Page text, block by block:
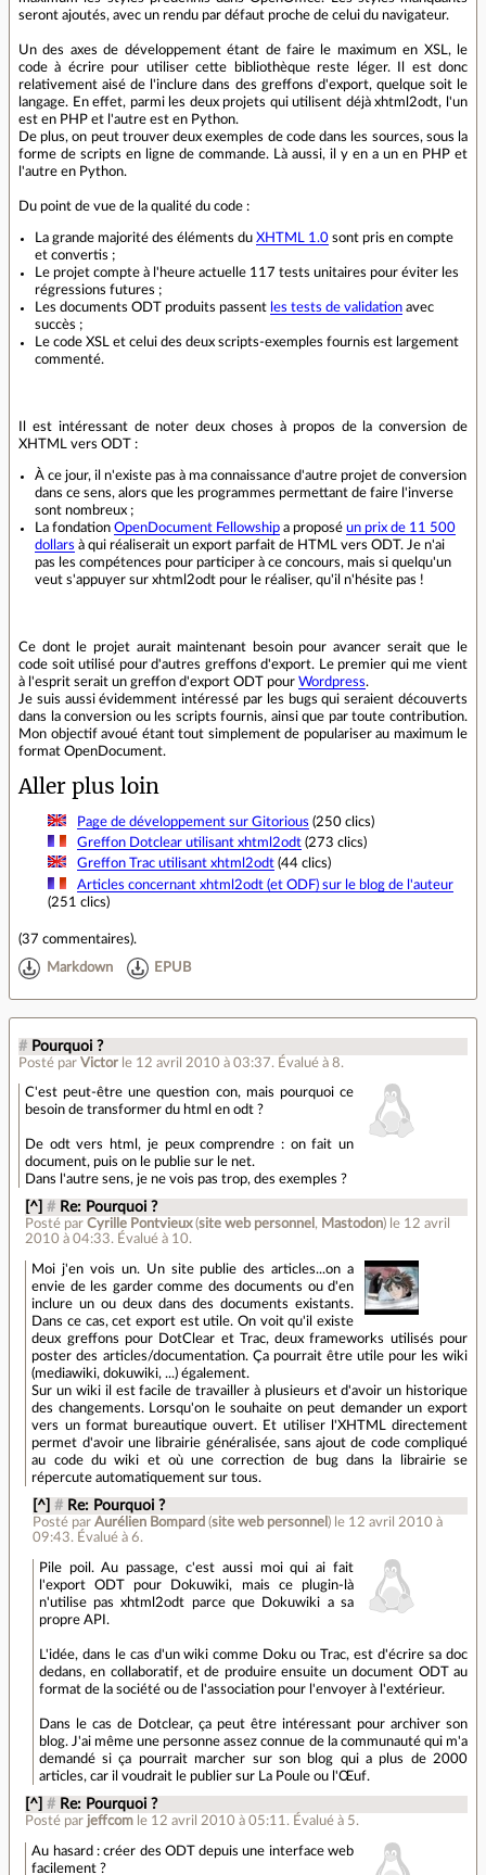
seront ajoutés, avec un rendu par défaut proche de celui du navigateur.
Un des axes de développement étant de faire le maximum en XSL, le
code à écrire pour utiliser cette bibliothèque reste léger. Il est donc
relativement aisé de l'inclure dans des greffons d'export, quelque soit le
langage. En effet, parmi les deux projets qui utilisent déjà xhtml2odt, l'un
est en PHP et l'autre est en Python.
De plus, on peut trouver deux exemples de code dans les sources, sous la
forme de scripts en ligne de commande. Là aussi, il y en a un en PHP et
l'autre en Python.
Du point de vue de la qualité du code :
La grande majorité des éléments du XHTML 1.0 sont pris en compte
et convertis ;
Le projet compte à l'heure actuelle 117 tests unitaires pour éviter les
régressions futures ;
Les documents ODT produits passent les tests de validation avec
succès ;
Le code XSL et celui des deux scripts-exemples fournis est largement
commenté.
Il est intéressant de noter deux choses à propos de la conversion de
XHTML vers ODT :
À ce jour, il n'existe pas à ma connaissance d'autre projet de conversion
dans ce sens, alors que les programmes permettant de faire l'inverse
sont nombreux ;
La fondation OpenDocument Fellowship a proposé un prix de 11 500
dollars à qui réaliserait un export parfait de HTML vers ODT. Je n'ai
pas les compétences pour participer à ce concours, mais si quelqu'un
veut s'appuyer sur xhtml2odt pour le réaliser, qu'il n'hésite pas !
Ce dont le projet aurait maintenant besoin pour avancer serait que le
code soit utilisé pour d'autres greffons d'export. Le premier qui me vient
à l'esprit serait un greffon d'export ODT pour Wordpress.
Je suis aussi évidemment intéressé par les bugs qui seraient découverts
dans la conversion ou les scripts fournis, ainsi que par toute contribution.
Mon objectif avoué étant tout simplement de populariser au maximum le
format OpenDocument.
Aller plus loin
Page de développement sur Gitorious (250 clics)
Greffon Dotclear utilisant xhtml2odt(273 clics)
Greffon Trac utilisant xhtml2odt(44 clics)
Articles concernant xhtml2odt (et ODF) sur le blog de l'auteur
(251 clics)
(37 commentaires).
Markdown EPUB
# Pourquoi ?
Posté par Victor le 12 avril 2010 à 03:37. Évalué à 8.
C'est peut-être une question con, mais pourquoi ce
besoin de transformer du html en odt ?
De odt vers html, je peux comprendre : on fait un
document, puis on le publie sur le net.
Dans l'autre sens, je ne vois pas trop, des exemples ?
[^] # Re: Pourquoi ?
Posté parCyrille Pontvieux(site web personnel , Mastodon) le 12 avril
2010 à 04:33. Évalué à 10.
Moi j'en vois un. Un site publie des articles...on a
envie de les garder comme des documents ou d'en
inclure un ou deux dans des documents existants.
Dans ce cas, cet export est utile. On voit qu'il existe
deux greffons pour DotClear et Trac, deux frameworks utilisés pour
poster des articles/documentation. Ça pourrait être utile pour les wiki
(mediawiki, dokuwiki, ...) également.
Sur un wiki il est facile de travailler à plusieurs et d'avoir un historique
des changements. Lorsqu'on le souhaite on peut demander un export
vers un format bureautique ouvert. Et utiliser l'XHTML directement
permet d'avoir une librairie généralisée, sans ajout de code compliqué
au code du wiki et où une correction de bug dans la librairie se
répercute automatiquement sur tous.
[^] # Re: Pourquoi ?
Posté par Aurélien Bompard (site web personnel ) le 12 avril 2010 à
09:43. Évalué à 6.
Pile poil. Au passage, c'est aussi moi qui ai fait
l'export ODT pour Dokuwiki, mais ce plugin-là
n'utilise pas xhtml2odt parce que Dokuwiki a sa
propre API.
L'idée, dans le cas d'un wiki comme Doku ou Trac, est d'écrire sa doc
dedans, en collaboratif, et de produire ensuite un document ODT au
format de la société ou de l'association pour l'envoyer à l'extérieur.
Dans le cas de Dotclear, ça peut être intéressant pour archiver son
blog. J'ai même une personne assez connue de la communauté qui m'a
demandé si ça pourrait marcher sur son blog qui a plus de 2000
articles, car il voudrait le publier sur La Poule ou l'Œuf.
[^] # Re: Pourquoi ?
Posté par jeffcom le 12 avril 2010 à 05:11 . Évalué à 5.
Au hasard : créer des ODT depuis une interface web
facilement ?